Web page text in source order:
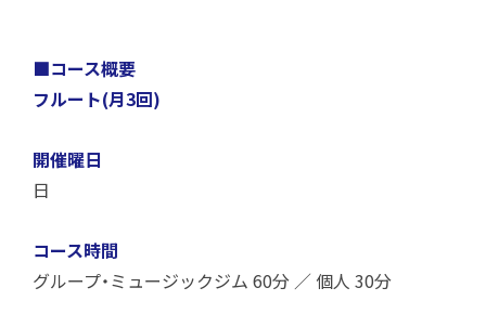
■コース概要
フルート(月3回)
開催曜日
日
コース時間
グループ・ミュージックジム 60分 ／ 個人 30分